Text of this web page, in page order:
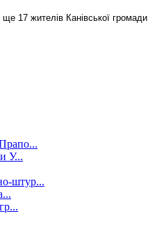
17 жителів Канівської громади.
У...
штур...